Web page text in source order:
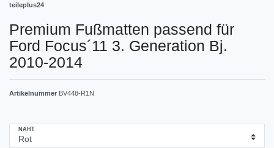
teileplus24
Premium Fußmatten passend für
Ford Focus´11 3. Generation Bj.
2010-2014
Artikelnummer BV448-R1N
NAHT